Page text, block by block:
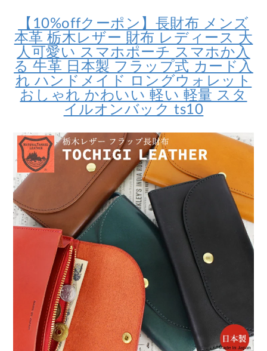
【10%offクーポン】長財布 メンズ
本革 栃木レザー 財布 レディース 大
人可愛い スマホポーチ スマホか入
る 牛革 日本製 フラップ式 カード入
れ ハンドメイド ロングウォレット
おしゃれ かわいい 軽い 軽量 スタ
イルオンバック ts10